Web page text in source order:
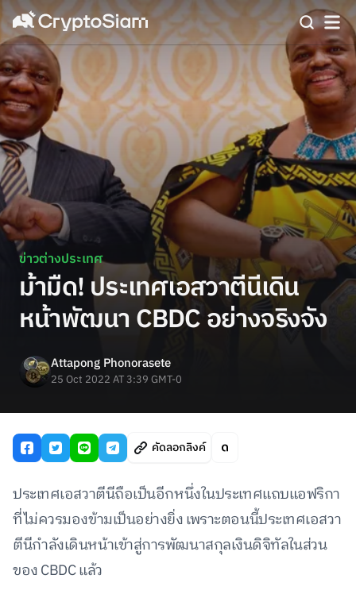
ข่าวต่างประเทศ
ม้ามืด! ประเทศเอสวาตีนีเดิน
หน้าพัฒนา CBDC อย่างจริงจัง
Attapong Phonorasete
25 Oct 2022 AT 3:39 GMT-0
คัดลอกลิงค์
ประเทศเอสวาตีนีถือเป็นอีกหนึ่งในประเทศแถบแอฟริกา
ที่ไม่ควรมองข้ามเป็นอย่างยิ่ง เพราะตอนนี้ประเทศเอสวา
ตีนีกำลังเดินหน้าเข้าสู่การพัฒนาสกุลเงินดิจิทัลในส่วน
ของ CBDC แล้ว